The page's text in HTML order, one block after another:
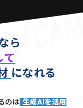
ら
て
になれる
のは 生成AIを活用